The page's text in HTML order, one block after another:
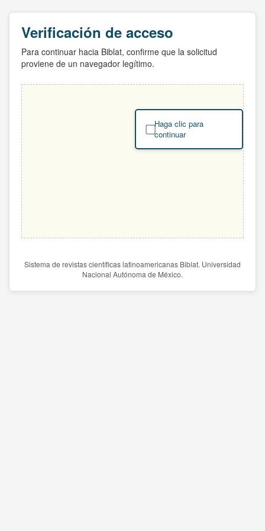
Verificación de acceso
Para continuar hacia Biblat, confirme que la solicitud
proviene de un navegador legítimo.
Haga clic para
continuar
Sistema de revistas científicas latinoamericanas Biblat. Universidad
Nacional Autónoma de México.